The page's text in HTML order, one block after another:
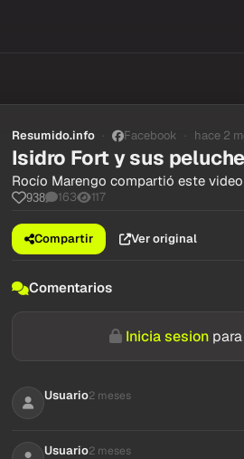
Resumido.info Facebook hace 2
Isidro Fort y sus
Rocío Marengo compartió este
938 163 117
Compartir Ver original
Comentarios
Inicia sesion
Usuario2 meses
Usuario2 meses